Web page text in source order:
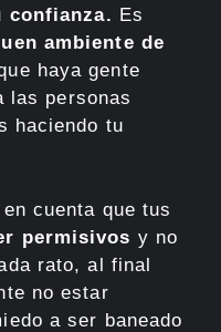
confianza. Es
ambiente de
haya gente
las personas
haciendo tu
cuenta que tus
permisivos y no
rato, al final
no estar
a ser baneado